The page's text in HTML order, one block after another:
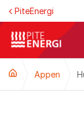
Hoppa till innehåll
PiteEnergi
Appen